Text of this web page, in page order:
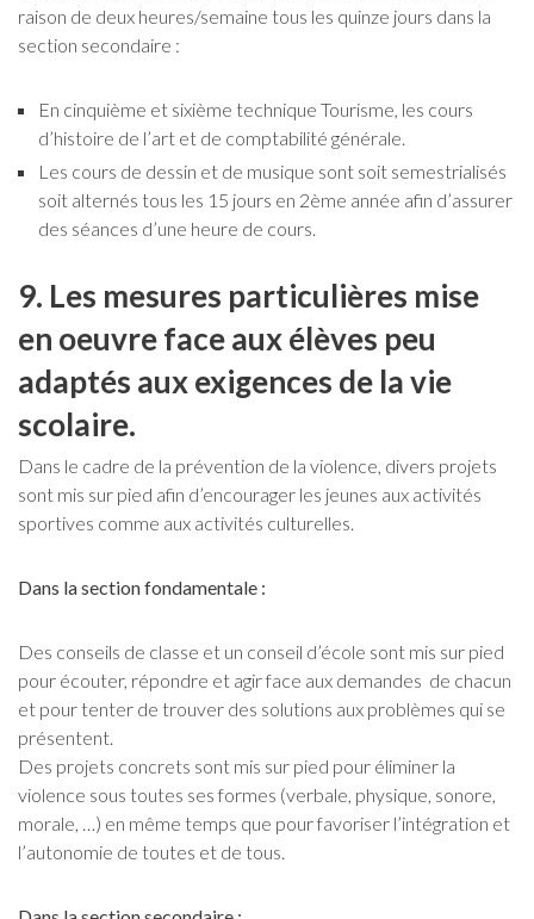
raison de deux heures/semaine tous les quinze jours dans la
section secondaire :
En cinquième et sixième technique Tourisme, les cours
d’histoire de l’art et de comptabilité générale.
Les cours de dessin et de musique sont soit semestrialisés
soit alternés tous les 15 jours en 2ème année afin d’assurer
des séances d’une heure de cours.
9. Les mesures particulières mise
en oeuvre face aux élèves peu
adaptés aux exigences de la vie
scolaire.
Dans le cadre de la prévention de la violence, divers projets
sont mis sur pied afin d’encourager les jeunes aux activités
sportives comme aux activités culturelles.
Dans la section fondamentale :
Des conseils de classe et un conseil d’école sont mis sur pied
pour écouter, répondre et agir face aux demandes de chacun
et pour tenter de trouver des solutions aux problèmes qui se
présentent.
Des projets concrets sont mis sur pied pour éliminer la
violence sous toutes ses formes (verbale, physique, sonore,
morale, …) en même temps que pour favoriser l’intégration et
l’autonomie de toutes et de tous.